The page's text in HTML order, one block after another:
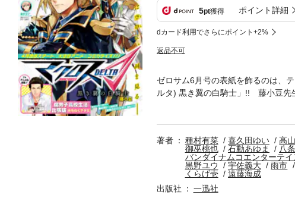
5pt獲得 ポイント詳細
dカード利用でさらにポイント+2%
返品不可
ゼロサム6月号の表紙を飾るのは、
ルタ) 黒き翼の白騎士」!! 藤小豆先
1巻が5月25日に発売される「瞬間
有)/「カーニヴァル」(御巫桃也)/「
かせたい！」(八条新)/「
さなぎ俊祈)/「テイルズ オブ ゼス
子devils and realist」(雪広うたこ
い」(小西明日翔)/「LOVE & HATE
著者 種村有菜 喜久田ゆい 高
御巫桃也
石動あゆま 八
バンダイナムコエンターテイ
黒野ユウ
宇佐義大 雨市
くらげ壱
遠藤海成
出版社
一迅社